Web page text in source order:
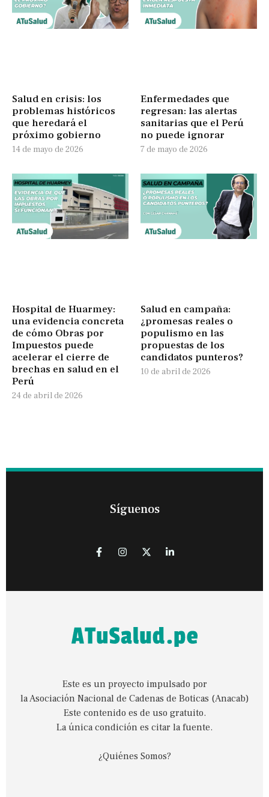
Salud en crisis: los
problemas históricos
que heredará el
próximo gobierno
14 de mayo de 2026
Enfermedades que
regresan: las alertas
sanitarias que el Perú
no puede ignorar
7 de mayo de 2026
Hospital de Huarmey:
una evidencia concreta
de cómo Obras por
Impuestos puede
acelerar el cierre de
brechas en salud en el
Perú
24 de abril de 2026
Salud en campaña:
¿promesas reales o
populismo en las
propuestas de los
candidatos punteros?
10 de abril de 2026
Síguenos
Este es un proyecto impulsado por
la Asociación Nacional de Cadenas de Boticas (Anacab)
Este contenido es de uso gratuito.
La única condición es citar la fuente.
¿Quiénes Somos?